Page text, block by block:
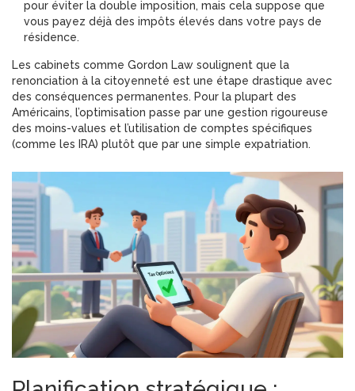
pour éviter la double imposition, mais cela suppose que
vous payez déjà des impôts élevés dans votre pays de
résidence.
Les cabinets comme Gordon Law soulignent que la
renonciation à la citoyenneté est une étape drastique avec
des conséquences permanentes. Pour la plupart des
Américains, l’optimisation passe par une gestion rigoureuse
des moins-values et l’utilisation de comptes spécifiques
(comme les IRA) plutôt que par une simple expatriation.